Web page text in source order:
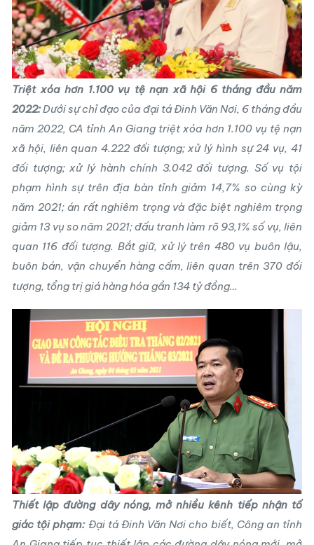
Triệt xóa hơn 1.100 vụ tệ nạn xã hội 6 tháng đầu năm
2022:Dưới sự chỉ đạo của đại tá Đinh Văn Nơi, 6 tháng đầu
năm 2022, CA tỉnh An Giang triệt xóa hơn 1.100 vụ tệ nạn
xã hội, liên quan 4.222 đối tượng; xử lý hình sự 24 vụ, 41
đối tượng; xử lý hành chính 3.042 đối tượng. Số vụ tội
phạm hình sự trên địa bàn tỉnh giảm 14,7% so cùng kỳ
năm 2021; án rất nghiêm trọng và đặc biệt nghiêm trọng
giảm 13 vụ so năm 2021; đấu tranh làm rõ 93,1% số vụ, liên
quan 116 đối tượng. Bắt giữ, xử lý trên 480 vụ buôn lậu,
buôn bán, vận chuyển hàng cấm, liên quan trên 370 đối
tượng, tổng trị giá hàng hóa gần 134 tỷ đồng…
Thiết lập đường dây nóng, mở nhiều kênh tiếp nhận tố
giác tội phạm:Đại tá Đinh Văn Nơi cho biết, Công an tỉnh